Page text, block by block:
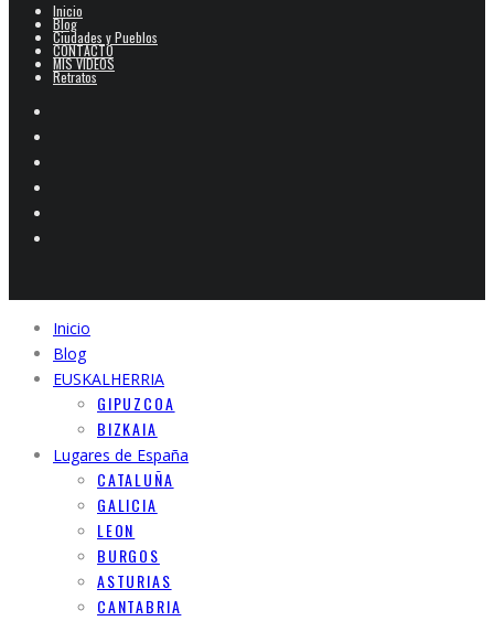
Inicio
Blog
Ciudades y Pueblos
CONTACTO
MIS VIDEOS
Retratos
Inicio
Blog
EUSKALHERRIA
GIPUZCOA
BIZKAIA
Lugares de España
CATALUÑA
GALICIA
LEON
BURGOS
ASTURIAS
CANTABRIA